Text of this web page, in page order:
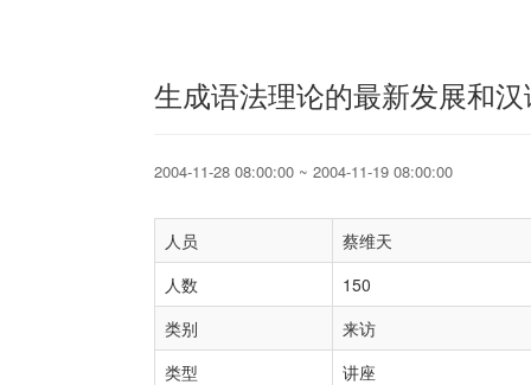
生成语法理论的最新发展和
2004-11-28 08:00:00 ~ 2004-11-19 08:00:00
人员
蔡维天
人数
150
类别
来访
类型
讲座